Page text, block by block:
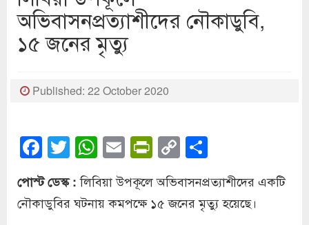
অভিবাসনপ্রত্যাশীদের নৌকাডুবি,
১৫ জনের মৃত্যু
Published: 22 October 2020
Facebook
Twitter
WhatsApp
EmailPrintFriendly
Copy
Link
পোস্ট ডেস্ক :লিবিয়া উপকূলে অভিবাসনপ্রত্যাশীদের একটি
নৌকাডুবির ঘটনায় কমপক্ষে ১৫ জনের মৃত্যু হয়েছে।